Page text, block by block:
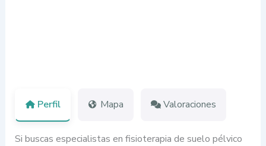
Perfil Mapa Valoraciones
Si buscas especialistas en fisioterapia de suelo pélvico